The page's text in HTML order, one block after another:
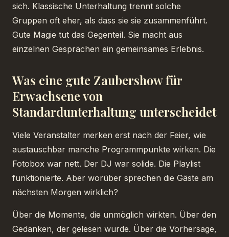
sich. Klassische Unterhaltung trennt solche
Gruppen oft eher, als dass sie sie zusammenführt.
Gute Magie tut das Gegenteil. Sie macht aus
einzelnen Gesprächen ein gemeinsames Erlebnis.
Was eine gute Zaubershow für
Erwachsene von
Standardunterhaltung unterscheidet
Viele Veranstalter merken erst nach der Feier, wie
austauschbar manche Programmpunkte wirken. Die
Fotobox war nett. Der DJ war solide. Die Playlist
funktionierte. Aber worüber sprechen die Gäste am
nächsten Morgen wirklich?
Über die Momente, die unmöglich wirkten. Über den
Gedanken, der gelesen wurde. Über die Vorhersage,